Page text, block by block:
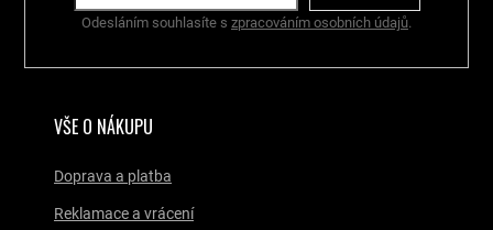
Odesláním souhlasíte s zpracováním osobních údajů.
VŠE O NÁKUPU
Doprava a platba
Reklamace a vrácení